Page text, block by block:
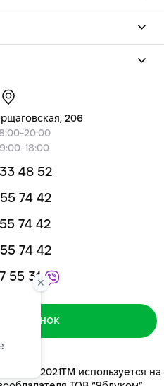
206
20:00
18:00
48 52
74 42
74 42
74 42
55 31
дзвінок
2014-2021ТМ используется на